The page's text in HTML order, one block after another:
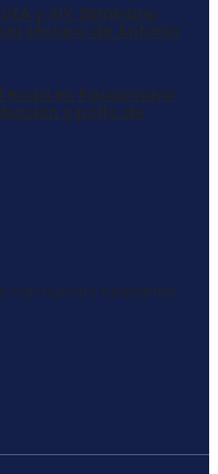
y XIV Seminario
técnica de Antonio
en Pacasmayo
y pollo de
con nuestro newsletter